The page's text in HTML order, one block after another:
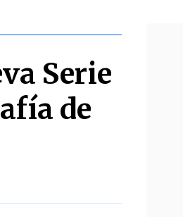
Serie
de